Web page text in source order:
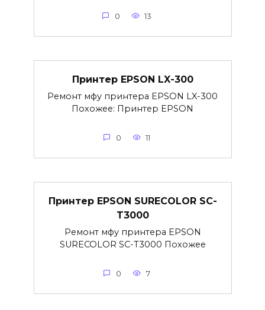
0 13
Принтер EPSON LX-300
Ремонт мфу принтера EPSON LX-300
Похожее: Принтер EPSON
0 11
Принтер EPSON SURECOLOR SC-
T3000
Ремонт мфу принтера EPSON
SURECOLOR SC-T3000 Похожее
0 7